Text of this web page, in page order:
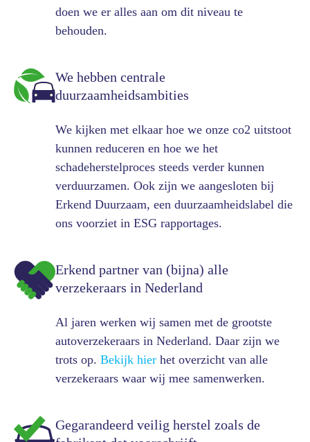
doen we er alles aan om dit niveau te
behouden.
We hebben centrale
duurzaamheidsambities
We kijken met elkaar hoe we onze co2 uitstoot
kunnen reduceren en hoe we het
schadeherstelproces steeds verder kunnen
verduurzamen. Ook zijn we aangesloten bij
Erkend Duurzaam, een duurzaamheidslabel die
ons voorziet in ESG rapportages.
Erkend partner van (bijna) alle
verzekeraars in Nederland
Al jaren werken wij samen met de grootste
autoverzekeraars in Nederland. Daar zijn we
trots op. Bekijk hier het overzicht van alle
verzekeraars waar wij mee samenwerken.
Gegarandeerd veilig herstel zoals de